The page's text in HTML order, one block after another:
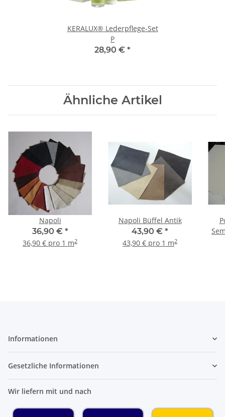
KERALUX® Lederpflege-Set
P
28,90 € *
Ähnliche Artikel
Napoli
36,90 € *
36,90 € pro 1 m2
Napoli Büffel Antik
43,90 € *
43,90 € pro 1 m2
Informationen
Gesetzliche Informationen
Wir liefern mit und nach